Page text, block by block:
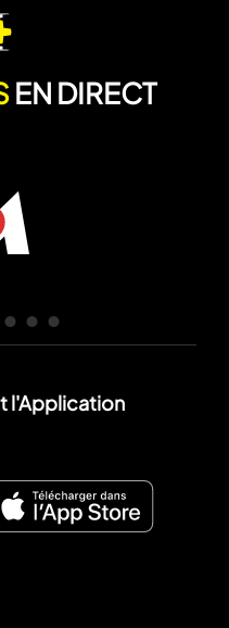
EN DIRECT
l'Application